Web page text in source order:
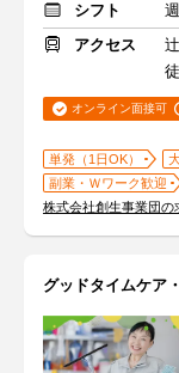
シフト
アクセス
オンライン面接可
単発（1日OK）
副業・Ｗワーク歓迎
株式会社創生事業団の
グッドタイムケア